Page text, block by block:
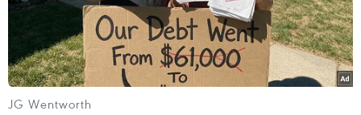
TIN LIÊN QUAN
JG Wentworth